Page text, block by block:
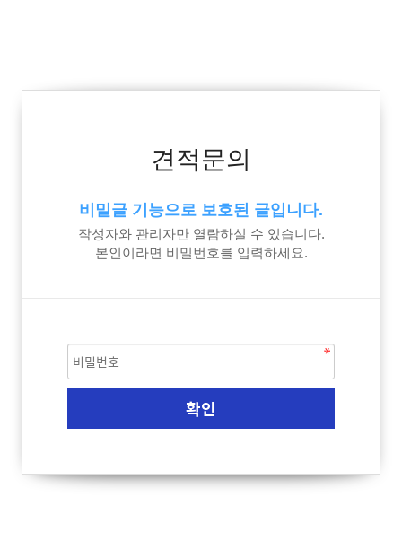
견적문의
비밀글 기능으로 보호된 글입니다.
작성자와 관리자만 열람하실 수 있습니다.
본인이라면 비밀번호를 입력하세요.